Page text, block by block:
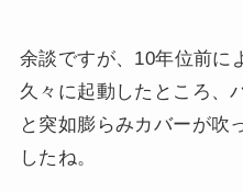
余談ですが、10年位前に
久々に起動したところ、
と突如膨らみカバーが吹
したね。